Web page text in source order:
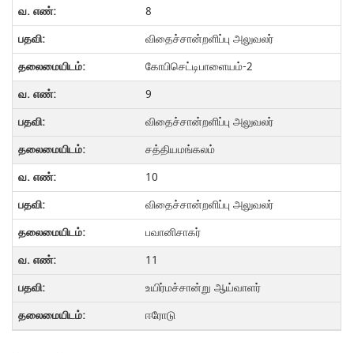
8
விதைச்சான்றளிப்பு அலுவலர்
கோபிசெட்டிபாளையம்-2
9
விதைச்சான்றளிப்பு அலுவலர்
சத்தியமங்கலம்
10
விதைச்சான்றளிப்பு அலுவலர்
பவானிசாகர்
11
உயிர்மச்சான்று ஆய்வாளர்
ஈரோடு